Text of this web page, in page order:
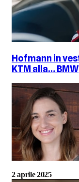
Hofmann in
KTM alla… BMW
2 aprile 2025